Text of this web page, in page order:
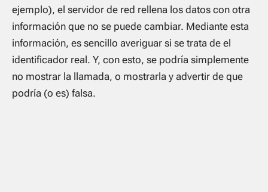
ejemplo), el servidor de red rellena los datos con otra
información que no se puede cambiar. Mediante esta
información, es sencillo averiguar si se trata de el
identificador real. Y, con esto, se podría simplemente
no mostrar la llamada, o mostrarla y advertir de que
podría (o es) falsa.